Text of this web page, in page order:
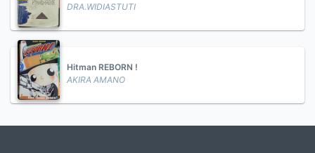
DRA.WIDIASTUTI
Hitman REBORN !
AKIRA AMANO